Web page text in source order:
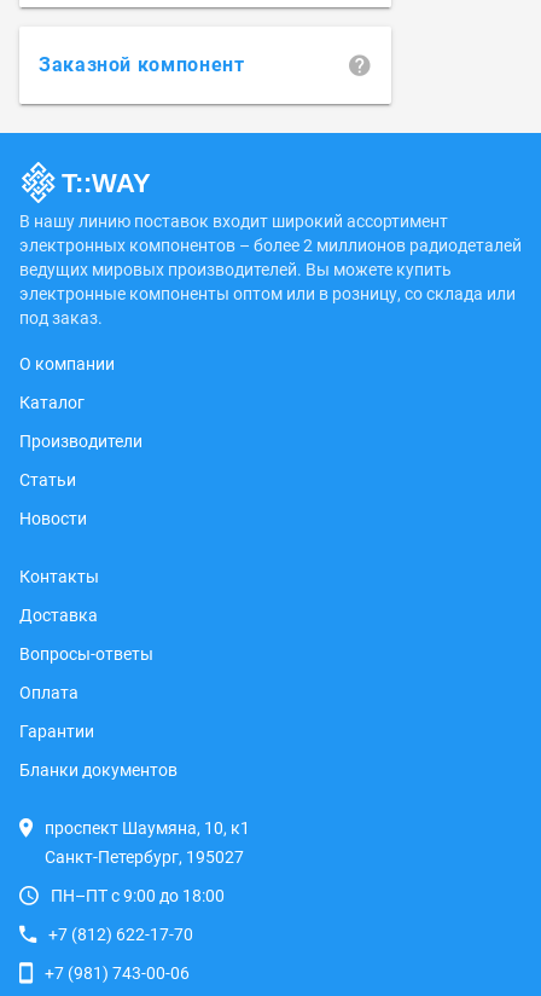
Заказной компонент
В нашу линию поставок входит широкий ассортимент
электронных компонентов – более 2 миллионов радиодеталей
ведущих мировых производителей. Вы можете купить
электронные компоненты оптом или в розницу, со склада или
под заказ.
О компании
Каталог
Производители
Статьи
Новости
Контакты
Доставка
Вопросы-ответы
Оплата
Гарантии
Бланки документов
проспект Шаумяна, 10, к1
Санкт-Петербург, 195027
ПН–ПТ с 9:00 до 18:00
+7 (812) 622-17-70
+7 (981) 743-00-06